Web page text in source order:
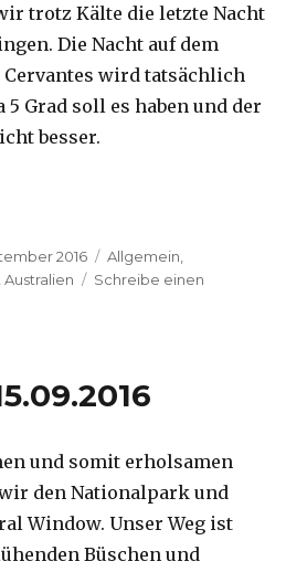
trotz Kälte die letzte Nacht
Die Nacht auf dem
wird tatsächlich
5 Grad soll es haben und der
besser.
2016 Kategorien
Allgemein
Australien
Schreibe einen
und somit erholsamen
den Nationalpark und
Window. Unser Weg ist
Büschen und